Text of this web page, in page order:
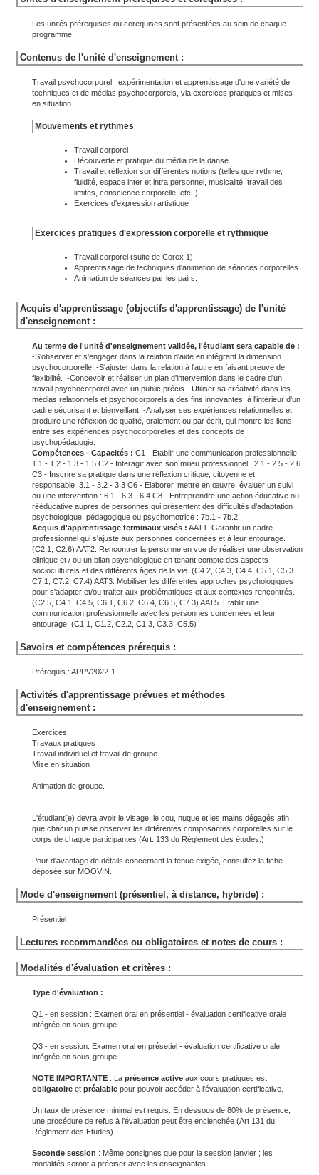
Les unités prérequises ou corequises sont présentées au sein de chaque
programme
Contenus de l'unité d'enseignement :
Travail psychocorporel : expérimentation et apprentissage d'une variété de
techniques et de médias psychocorporels, via exercices pratiques et mises
en situation.
Mouvements et rythmes
Travail corporel
Découverte et pratique du média de la danse
Travail et réflexion sur différentes notions (telles que rythme,
fluidité, espace inter et intra personnel, musicalité, travail des
limites, conscience corporelle, etc. )
Exercices d'expression artistique
Exercices pratiques d'expression corporelle et rythmique
Travail corporel (suite de Corex 1)
Apprentissage de techniques d'animation de séances corporelles
Animation de séances par les pairs.
Acquis d'apprentissage (objectifs d'apprentissage) de l'unité
d'enseignement :
Au terme de l'unité d'enseignement validée, l'étudiant sera capable de :
-S'observer et s'engager dans la relation d'aide en intégrant la dimension
psychocorporelle. -S'ajuster dans la relation à l'autre en faisant preuve de
flexibilité. -Concevoir et réaliser un plan d'intervention dans le cadre d'un
travail psychocorporel avec un public précis. -Utiliser sa créativité dans les
médias relationnels et psychocorporels à des fins innovantes, à l'intérieur d'un
cadre sécurisant et bienveillant. -Analyser ses expériences relationnelles et
produire une réflexion de qualité, oralement ou par écrit, qui montre les liens
entre ses expériences psychocorporelles et des concepts de
psychopédagogie.
Compétences - Capacités : C1 - Établir une communication professionnelle :
1.1 - 1.2 - 1.3 - 1.5 C2 - Interagir avec son milieu professionnel : 2.1 - 2.5 - 2.6
C3 - Inscrire sa pratique dans une réflexion critique, citoyenne et
responsable :3.1 - 3.2 - 3.3 C6 - Elaborer, mettre en œuvre, évaluer un suivi
ou une intervention : 6.1 - 6.3 - 6.4 C8 - Entreprendre une action éducative ou
rééducative auprès de personnes qui présentent des difficultés d'adaptation
psychologique, pédagogique ou psychomotrice : 7b.1 - 7b.2
Acquis d'apprentissage terminaux visés : AAT1. Garantir un cadre
professionnel qui s'ajuste aux personnes concernées et à leur entourage.
(C2.1, C2.6) AAT2. Rencontrer la personne en vue de réaliser une observation
clinique et / ou un bilan psychologique en tenant compte des aspects
socioculturels et des différents âges de la vie. (C4.2, C4.3, C4.4, C5.1, C5.3
C7.1, C7.2, C7.4) AAT3. Mobiliser les différentes approches psychologiques
pour s'adapter et/ou traiter aux problématiques et aux contextes rencontrés.
(C2.5, C4.1, C4.5, C6.1, C6.2, C6.4, C6.5, C7.3) AAT5. Etablir une
communication professionnelle avec les personnes concernées et leur
entourage. (C1.1, C1.2, C2.2, C1.3, C3.3, C5.5)
Savoirs et compétences prérequis :
Prérequis : APPV2022-1
Activités d'apprentissage prévues et méthodes
d'enseignement :
Exercices
Travaux pratiques
Travail individuel et travail de groupe
Mise en situation
Animation de groupe.
L'étudiant(e) devra avoir le visage, le cou, nuque et les mains dégagés afin
que chacun puisse observer les différentes composantes corporelles sur le
corps de chaque participantes (Art. 133 du Règlement des études.)
Pour d'avantage de détails concernant la tenue exigée, consultez la fiche
déposée sur MOOVIN.
Mode d'enseignement (présentiel, à distance, hybride) :
Présentiel
Lectures recommandées ou obligatoires et notes de cours :
Modalités d'évaluation et critères :
Type d'évaluation :
Q1 - en session : Examen oral en présentiel - évaluation certificative orale
intégrée en sous-groupe
Q3 - en session: Examen oral en présetiel - évaluation certificative orale
intégrée en sous-groupe
NOTE IMPORTANTE : La présence active aux cours pratiques est
obligatoire et préalable pour pouvoir accéder à l'évaluation certificative.
Un taux de présence minimal est requis. En dessous de 80% de présence,
une procédure de refus à l'évaluation peut être enclenchée (Art 131 du
Réglement des Etudes).
Seconde session : Même consignes que pour la session janvier ; les
modalités seront à préciser avec les enseignantes.